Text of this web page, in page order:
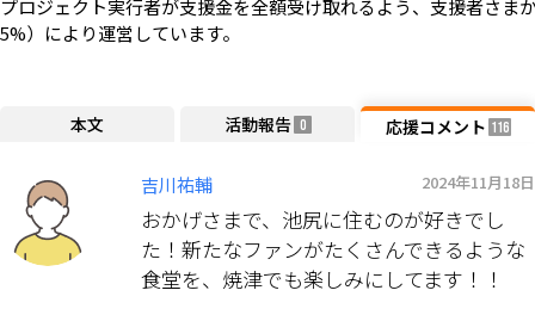
プロジェクト実行者が支援金を全額受け取れるよう、支援者さま
5%）により運営しています。
本文 活動報告 0 応援コメント 116
吉川祐輔 2024年11月18日
おかげさまで、池尻に住むのが好きでし
た！新たなファンがたくさんできるような
食堂を、焼津でも楽しみにしてます！！